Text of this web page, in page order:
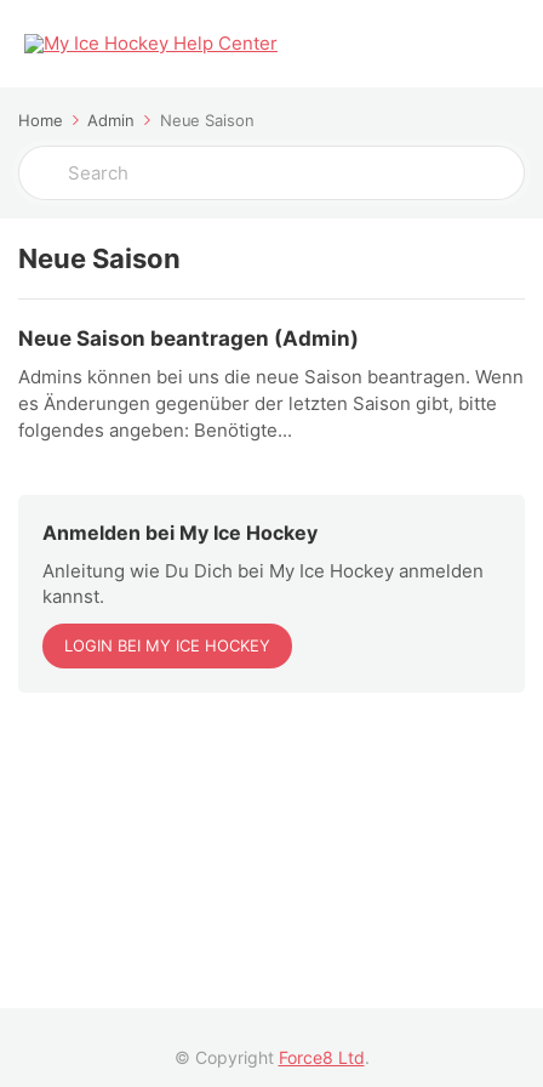
Home Admin Neue Saison
Search
For
Neue Saison
Neue Saison beantragen (Admin)
Admins können bei uns die neue Saison beantragen. Wenn
es Änderungen gegenüber der letzten Saison gibt, bitte
folgendes angeben: Benötigte...
Anmelden bei My Ice Hockey
Anleitung wie Du Dich bei My Ice Hockey anmelden
kannst.
LOGIN BEI MY ICE HOCKEY
© Copyright Force8 Ltd.